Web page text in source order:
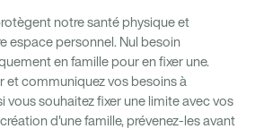
notre santé physique et
espace personnel. Nul besoin
en famille pour en fixer une.
et communiquez vos besoins à
vous souhaitez fixer une limite avec vos
d'une famille, prévenez-les avant